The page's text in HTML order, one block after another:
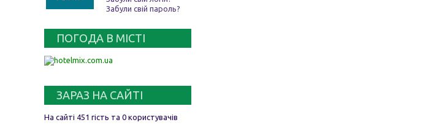
Забули свій пароль?
ПОГОДА В МІСТІ
ЗАРАЗ НА САЙТІ
На сайті 451 гість та 0 користувачів